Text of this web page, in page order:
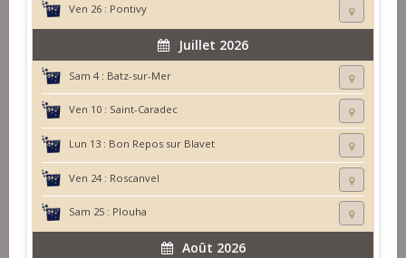
Ven 26 : Pontivy
Juillet 2026
Sam 4 : Batz-sur-Mer
Ven 10 : Saint-Caradec
Lun 13 : Bon Repos sur Blavet
Ven 24 : Roscanvel
Sam 25 : Plouha
Août 2026